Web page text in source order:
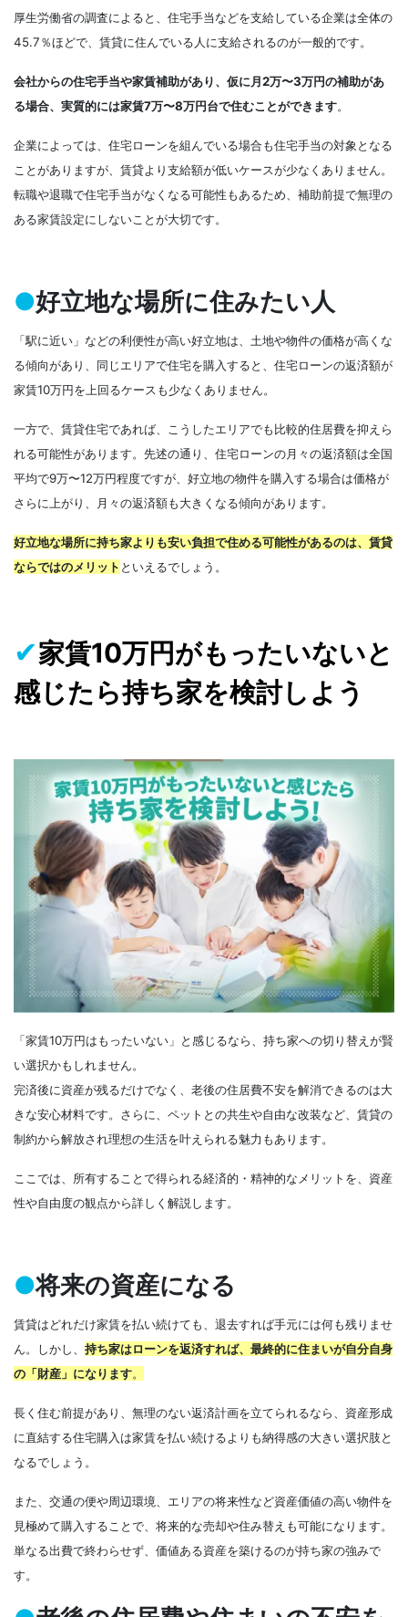
厚生労働省の調査によると、住宅手当などを支給している企業は全体の
45.7％ほどで、賃貸に住んでいる人に支給されるのが一般的です。
会社からの住宅手当や家賃補助があり、仮に月2万〜3万円の補助があ
る場合、実質的には家賃7万〜8万円台で住むことができます。
企業によっては、住宅ローンを組んでいる場合も住宅手当の対象となる
ことがありますが、賃貸より支給額が低いケースが少なくありません。
転職や退職で住宅手当がなくなる可能性もあるため、補助前提で無理の
ある家賃設定にしないことが大切です。
●好立地な場所に住みたい人
「駅に近い」などの利便性が高い好立地は、土地や物件の価格が高くな
る傾向があり、同じエリアで住宅を購入すると、住宅ローンの返済額が
家賃10万円を上回るケースも少なくありません。
一方で、賃貸住宅であれば、こうしたエリアでも比較的住居費を抑えら
れる可能性があります。先述の通り、住宅ローンの月々の返済額は全国
平均で9万〜12万円程度ですが、好立地の物件を購入する場合は価格が
さらに上がり、月々の返済額も大きくなる傾向があります。
好立地な場所に持ち家よりも安い負担で住める可能性があるのは、賃貸
ならではのメリット といえるでしょう。
✔家賃10万円がもったいないと
感じたら持ち家を検討しよう
「家賃10万円はもったいない」と感じるなら、持ち家への切り替えが賢
い選択かもしれません。
完済後に資産が残るだけでなく、老後の住居費不安を解消できるのは大
きな安心材料です。さらに、ペットとの共生や自由な改装など、賃貸の
制約から解放され理想の生活を叶えられる魅力もあります。
ここでは、所有することで得られる経済的・精神的なメリットを、資産
性や自由度の観点から詳しく解説します。
●将来の資産になる
賃貸はどれだけ家賃を払い続けても、退去すれば手元には何も残りませ
ん。しかし、 持ち家はローンを返済すれば、最終的に住まいが自分自身
の「財産」になります。
長く住む前提があり、無理のない返済計画を立てられるなら、資産形成
に直結する住宅購入は家賃を払い続けるよりも納得感の大きい選択肢と
なるでしょう。
また、交通の便や周辺環境、エリアの将来性など資産価値の高い物件を
見極めて購入することで、将来的な売却や住み替えも可能になります。
単なる出費で終わらせず、価値ある資産を築けるのが持ち家の強みで
す。